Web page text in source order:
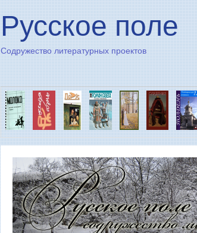
Русское поле
Содружество литературных проектов